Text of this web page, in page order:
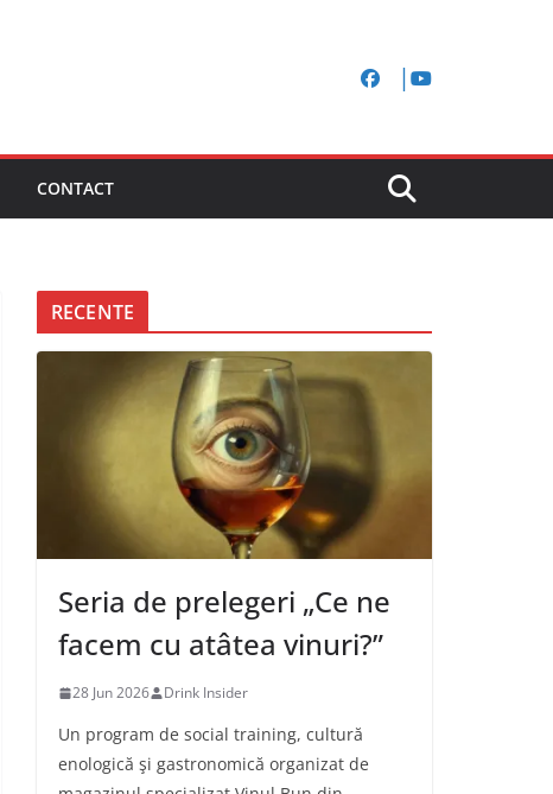
CONTACT
RECENTE
Seria de prelegeri „Ce ne
facem cu atâtea vinuri?”
28 Jun 2026 Drink Insider
Un program de social training, cultură
enologică şi gastronomică organizat de